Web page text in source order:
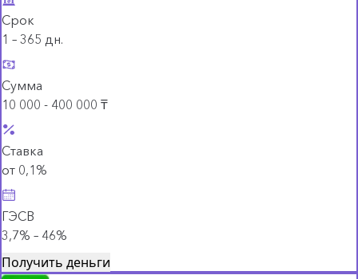
Срок
1 – 365 дн.
Сумма
10 000 - 400 000 ₸
Ставка
от 0,1%
ГЭСВ
3,7% – 46%
Получить деньги